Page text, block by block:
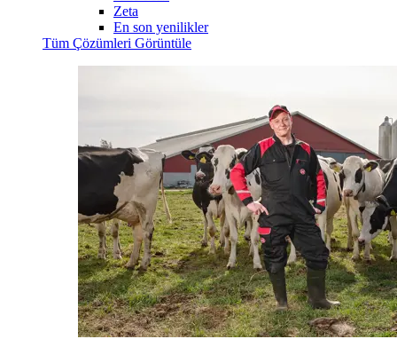
Zeta
En son yenilikler
Tüm Çözümleri Görüntüle